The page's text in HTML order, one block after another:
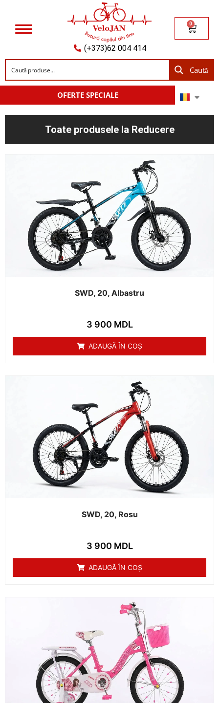
(+373)62 004 414
0
Caută
OFERTE SPECIALE
Toate produsele la Reducere
SWD, 20, Albastru
3 900 MDL
ADAUGĂ ÎN COȘ
SWD, 20, Rosu
3 900 MDL
ADAUGĂ ÎN COȘ